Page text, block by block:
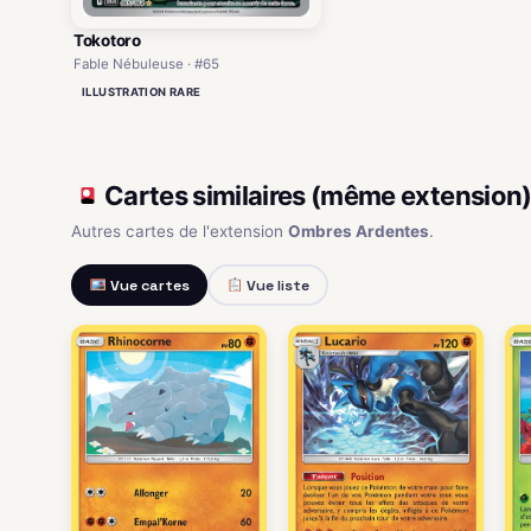
Tokotoro
Fable Nébuleuse · #65
ILLUSTRATION RARE
Cartes similaires (même extension)
Autres cartes de l'extension Ombres Ardentes.
Vue cartes Vue liste